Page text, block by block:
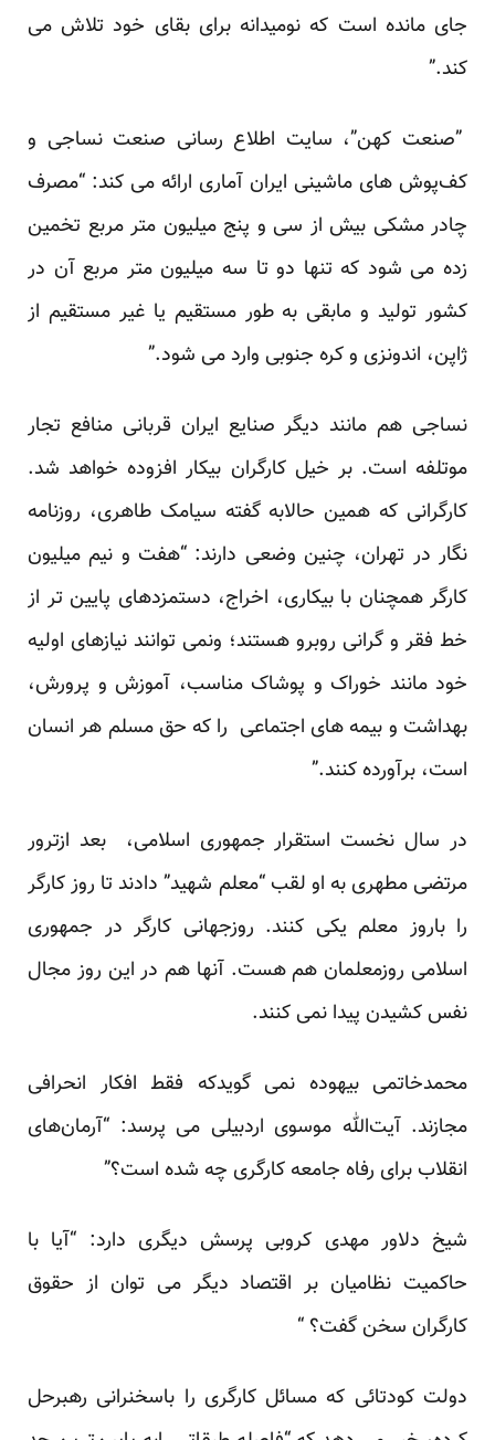
جای مانده است که نومیدانه برای بقای خود تلاش می
کند.”
”صنعت کهن”، سایت اطلاع رسانی صنعت نساجی و
کف‌پوش های ماشینی ایران آماری ارائه می کند: “مصرف
چادر مشکی بیش از سی و پنج میلیون متر مربع تخمین
زده می شود که تنها دو تا سه میلیون متر مربع آن در
کشور تولید و مابقی به طور مستقیم یا غیر مستقیم از
ژاپن، اندونزی و کره جنوبی وارد می شود.”
نساجی هم مانند دیگر صنایع ایران قربانی منافع تجار
موتلفه است. بر خیل کارگران بیکار افزوده خواهد شد.
کارگرانی که همین حالابه گفته سیامک طاهری، روزنامه
نگار در تهران، چنین وضعی دارند: “هفت و نیم میلیون
کارگر همچنان با بیکاری، اخراج، دستمزدهای پایین تر از
خط فقر و گرانی روبرو هستند؛ ونمی توانند نیازهای اولیه
خود مانند خوراک و پوشاک مناسب، آموزش و پرورش،
بهداشت و بیمه های اجتماعی را که حق مسلم هر انسان
است، برآورده کنند.”
در سال نخست استقرار جمهوری اسلامی، بعد ازترور
مرتضی مطهری به او لقب “معلم شهید” دادند تا روز کارگر
را باروز معلم یکی کنند. روزجهانی کارگر در جمهوری
اسلامی روزمعلمان هم هست. آنها هم در این روز مجال
نفس کشیدن پیدا نمی کنند.
محمدخاتمی بیهوده نمی گویدکه فقط افکار انحرافی
مجازند. آیت‌الله موسوی اردبیلی می پرسد: “آرمان‌های
انقلاب برای رفاه جامعه کارگری چه شده است؟”
شیخ دلاور مهدی کروبی پرسش دیگری دارد: “آیا با
حاکمیت نظامیان بر اقتصاد دیگر می توان از حقوق
کارگران سخن گفت؟ “
دولت کودتائی که مسائل کارگری را باسخنرانی رهبرحل